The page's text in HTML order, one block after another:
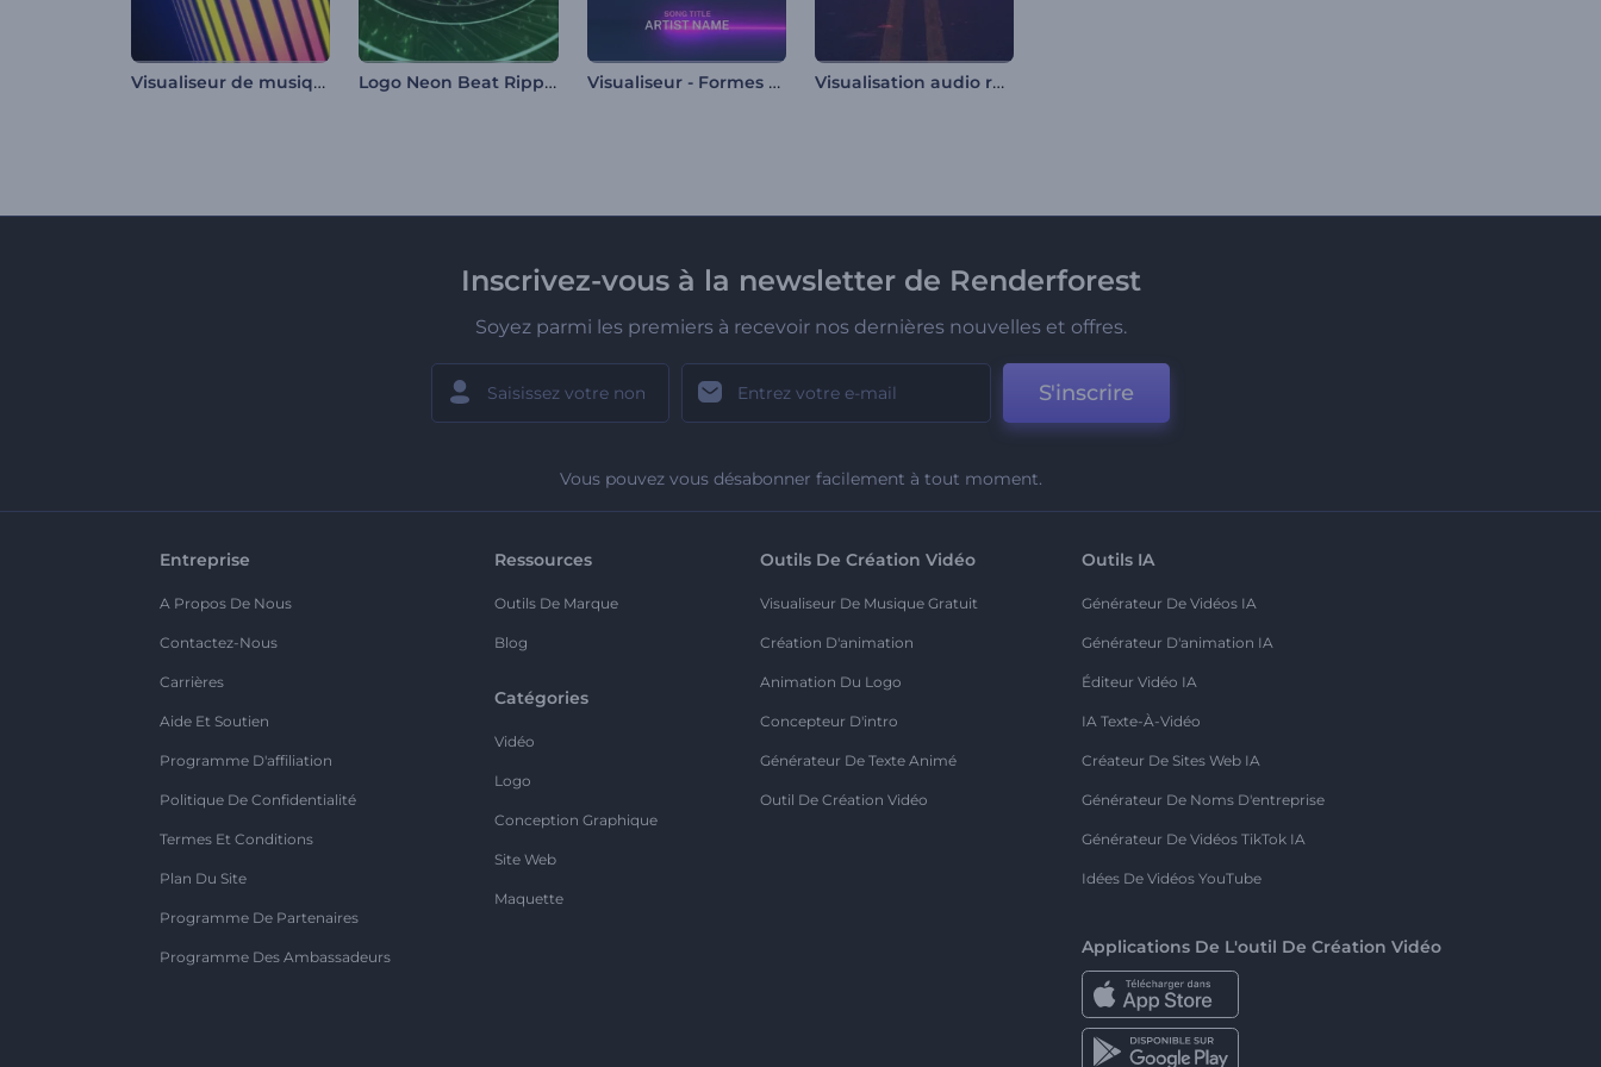
Visualiseur de musique de cassette rétro Logo Neon Beat Ripples Visualiseur - Formes néon en mouvement Visualisation audio rétro-futuriste
Inscrivez-vous à la newsletter de Renderforest
Soyez parmi les premiers à recevoir nos dernières nouvelles et offres.
S'inscrire
Vous pouvez vous désabonner facilement à tout moment.
Entreprise
A Propos De Nous
Contactez-Nous
Carrières
Aide Et Soutien
Programme D'affiliation
Politique De Confidentialité
Termes Et Conditions
Plan Du Site
Programme De Partenaires
Programme Des Ambassadeurs
Ressources
Outils De Marque
Blog
Catégories
Vidéo
Logo
Conception Graphique
Site Web
Maquette
Outils De Création Vidéo
Visualiseur De Musique Gratuit
Création D'animation
Animation Du Logo
Concepteur D'intro
Générateur De Texte Animé
Outil De Création Vidéo
Outils IA
Générateur De Vidéos IA
Générateur D'animation IA
Éditeur Vidéo IA
IA Texte-À-Vidéo
Créateur De Sites Web IA
Générateur De Noms D'entreprise
Générateur De Vidéos TikTok IA
Idées De Vidéos YouTube
Applications De L'outil De Création Vidéo